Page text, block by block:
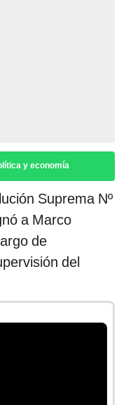
y economía
Suprema Nº
a Marco
de
del